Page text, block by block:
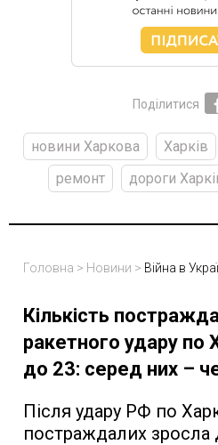
Поділитися
новини Харкова Харків
ремонт
дороги
Головна > Новини > Війна в
Кількість
ракетного удару по
до 23: серед них –
Після удару РФ по
постраждалих